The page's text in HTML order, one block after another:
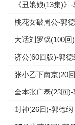
《丑娘娘(13集)》
桃花女破周公-郭
大话刘罗锅(100回
济公(60回版)-郭德
张小乙下南京(20
全本张广泰(23回)-
封神(26回)-郭德纲